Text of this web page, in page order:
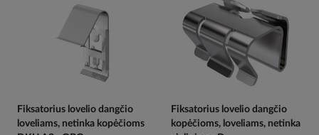
Fiksatorius lovelio dangčio
loveliams, netinka kopėčioms
Fiksatorius lovelio dangčio
kopėčioms, loveliams, netinka